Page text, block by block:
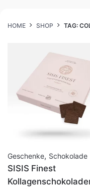
HOME SHOP TAG:
Geschenke, Schokolade
SISIS Finest